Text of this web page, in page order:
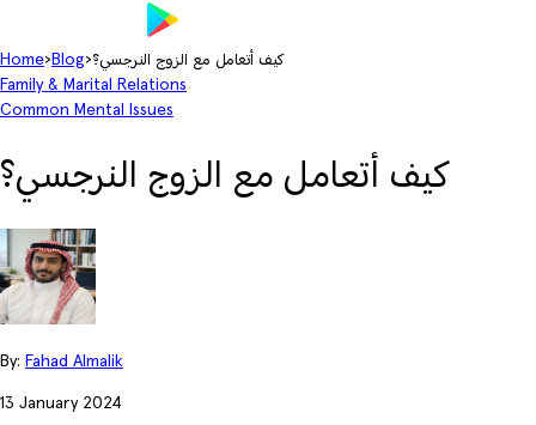
Home› Blog›كيف أتعامل مع الزوج النرجسي؟
Family & Marital Relations
Common Mental Issues
كيف أتعامل مع الزوج النرجسي؟
By: Fahad Almalik
13 January 2024